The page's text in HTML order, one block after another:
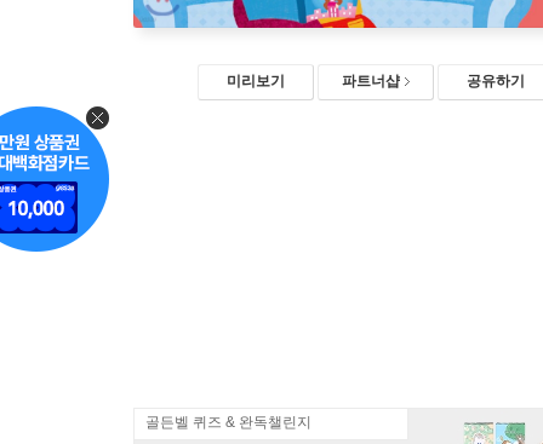
미리보기 파트너샵 공유하기
골든벨 퀴즈 & 완독챌린지